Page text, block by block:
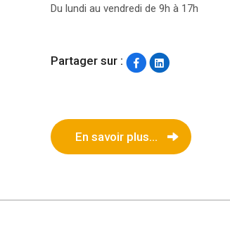
Du lundi au vendredi de 9h à 17h
Partager sur :
En savoir plus...